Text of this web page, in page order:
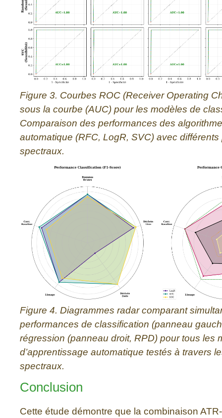
Figure 3. Courbes ROC (Receiver Operating
sous la courbe (AUC) pour les modèles de
Comparaison des performances des
automatique (RFC, LogR, SVC) avec
spectraux.
Figure 4. Diagrammes radar comparant
performances de classification (panneau
régression (panneau droit, RPD) pour tous les
d’apprentissage automatique testés à travers
spectraux.
Conclusion
Cette étude démontre que la combinaison